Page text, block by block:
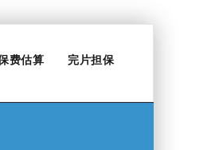
费估算 完片担保